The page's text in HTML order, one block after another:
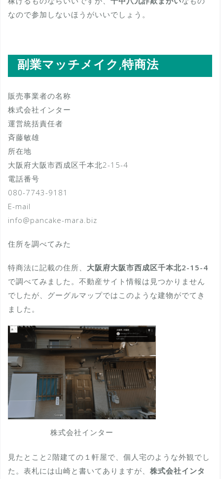
なので参加しないほうがいいでしょう。
副業マッチメイク,特商法
販売事業者の名称
株式会社インター
運営統括責任者
斉藤敏雄
所在地
大阪府大阪市西成区千本北2-15-4
電話番号
080-7743-9181
E-mail
info@pancake-mara.biz
住所を調べてみた
特商法に記載の住所、 大阪府大阪市西成区千本北2-15-4
で調べてみました。不動産サイト情報は見つかりません
でしたが、グーグルマップではこのような建物がでてき
ました。
株式会社インター
見たとこと2階建ての１軒屋で、個人宅のような外観でし
た。表札には山崎と書いてありますが、 株式会社インタ